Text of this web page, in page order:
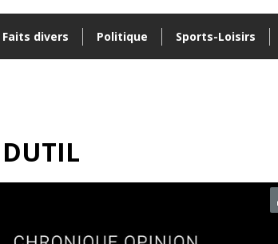
Faits divers Politique Sports-Loisirs